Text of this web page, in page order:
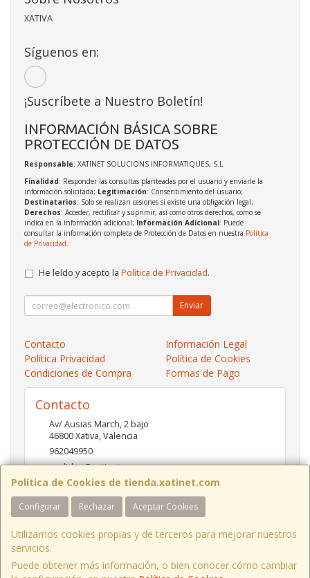
Política de Cookies de tienda.xatinet.com
Configurar Rechazar Aceptar Cookies
Utilizamos cookies propias y de terceros para mejorar nuestros
servicios.
Puede obtener más información, o bien conocer cómo cambiar
XATIVA
Síguenos en:
¡Suscríbete a Nuestro Boletín!
INFORMACIÓN BÁSICA SOBRE
PROTECCIÓN DE DATOS
Responsable: XATINET SOLUCIONS INFORMATIQUES, S.L.
Finalidad: Responder las consultas planteadas por el usuario y enviarle la
información solicitada; Legitimación: Consentimiento del usuario;
Destinatarios: Solo se realizan cesiones si existe una obligación legal;
Derechos: Acceder, rectificar y suprimir, así como otros derechos, como se
indica en la información adicional; Información Adicional: Puede
consultar la información completa de Protección de Datos en nuestra Política
de Privacidad.
He leído y acepto la Política de Privacidad.
Enviar
Contacto
Información Legal
Política Privacidad
Política de Cookies
Condiciones de Compra
Formas de Pago
Contacto
Av/ Ausias March, 2 bajo
46800Xativa,Valencia
962049950
pedidos@xatinet.com
Horario
9-13:30 16:30-19:30